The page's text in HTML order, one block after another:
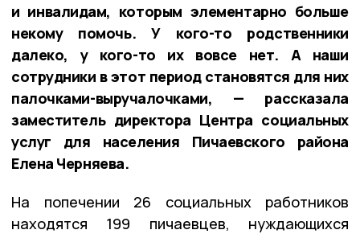
и инвалидам, которым элементарно больше
некому помочь. У кого-то родственники
далеко, у кого-то их вовсе нет. А наши
сотрудники в этот период становятся для них
палочками-выручалочками, — рассказала
заместитель директора Центра социальных
услуг для населения Пичаевского района
Елена Черняева.
На попечении 26 социальных работников
находятся 199 пичаевцев, нуждающихся